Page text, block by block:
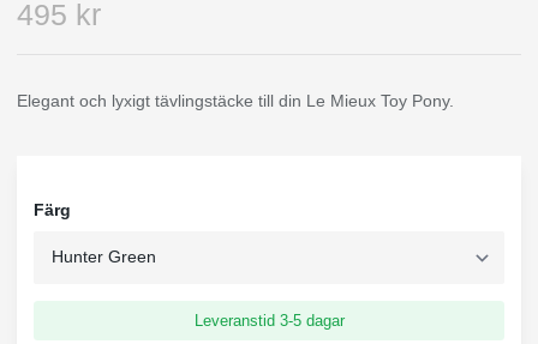
495 kr
Elegant och lyxigt tävlingstäcke till din Le Mieux Toy Pony.
Färg
Leveranstid 3-5 dagar